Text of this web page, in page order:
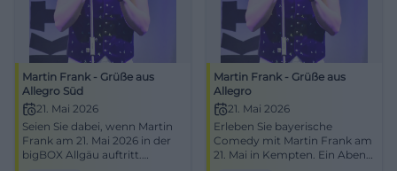
Martin Frank - Grüße aus
Allegro Süd
21. Mai 2026
Seien Sie dabei, wenn Martin
Frank am 21. Mai 2026 in der
bigBOX Allgäu auftritt.
Martin Frank - Grüße aus
Allegro
21. Mai 2026
Erleben Sie bayerische
Comedy mit Martin Frank am
21. Mai in Kempten. Ein Abend